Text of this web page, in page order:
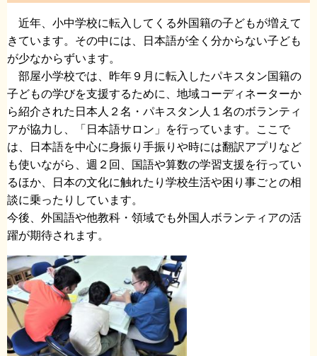
近年、小中学校に転入してくる外国籍の子どもが増えて
きています。その中には、日本語が全く分からない子ども
が少なからずいます。
部屋小学校では、昨年９月に転入したパキスタン国籍の
子どもの学びを支援するために、地域コーディネーターか
ら紹介された日本人２名・パキスタン人１名のボランティ
アが協力し、「日本語サロン」を行っています。ここで
は、日本語を中心に身振り手振りや時には翻訳アプリなど
も使いながら、週２回、国語や算数の学習支援を行ってい
るほか、日本の文化に触れたり学校生活や困り事ごとの相
談に乗ったりしています。
今後、外国語や他教科・領域でも外国人ボランティアの活
躍が期待されます。